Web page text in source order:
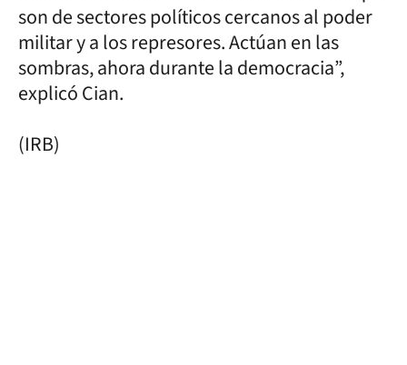
son de sectores políticos cercanos al poder
militar y a los represores. Actúan en las
sombras, ahora durante la democracia”,
explicó Cian.
(IRB)